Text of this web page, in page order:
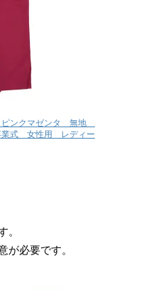
ンクマゼンタ 無地
式 女性用 レディー
。
が必要です。